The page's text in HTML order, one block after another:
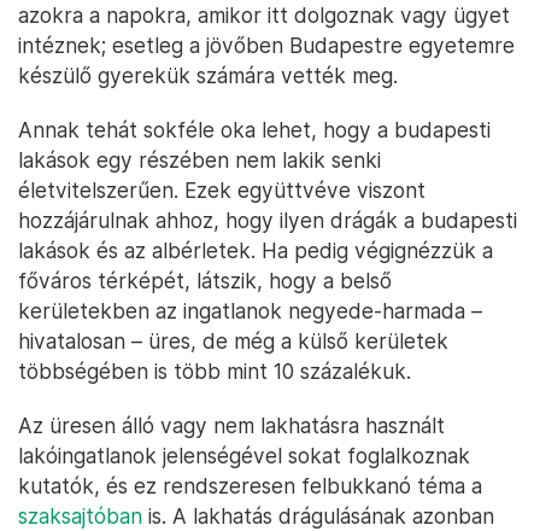
azokra a napokra, amikor itt dolgoznak vagy ügyet
intéznek; esetleg a jövőben Budapestre egyetemre
készülő gyerekük számára vették meg.
Annak tehát sokféle oka lehet, hogy a budapesti
lakások egy részében nem lakik senki
életvitelszerűen. Ezek együttvéve viszont
hozzájárulnak ahhoz, hogy ilyen drágák a budapesti
lakások és az albérletek. Ha pedig végignézzük a
főváros térképét, látszik, hogy a belső
kerületekben az ingatlanok negyede-harmada –
hivatalosan – üres, de még a külső kerületek
többségében is több mint 10 százalékuk.
Az üresen álló vagy nem lakhatásra használt
lakóingatlanok jelenségével sokat foglalkoznak
kutatók, és ez rendszeresen felbukkanó téma a
szaksajtóban is. A lakhatás drágulásának azonban